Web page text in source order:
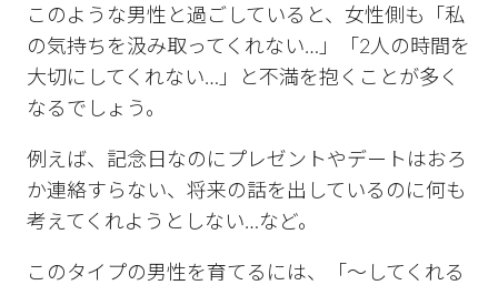
このような男性と過ごしていると、女性側も「私
の気持ちを汲み取ってくれない…」「2人の時間を
大切にしてくれない…」と不満を抱くことが多く
なるでしょう。
例えば、記念日なのにプレゼントやデートはおろ
か連絡すらない、将来の話を出しているのに何も
考えてくれようとしない…など。
このタイプの男性を育てるには、「〜してくれる